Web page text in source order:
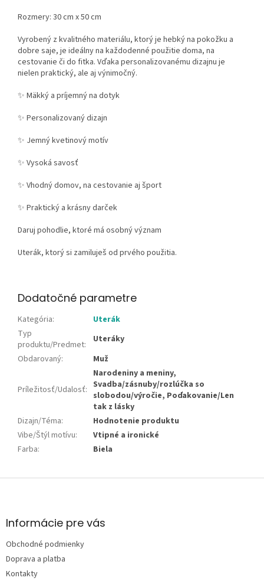
Rozmery: 30 cm x 50 cm
Vyrobený z kvalitného materiálu, ktorý je hebký na pokožku a
dobre saje, je ideálny na každodenné použitie doma, na
cestovanie či do fitka. Vďaka personalizovanému dizajnu je
nielen praktický, ale aj výnimočný.
✨ Mäkký a príjemný na dotyk
✨ Personalizovaný dizajn
✨ Jemný kvetinový motív
✨ Vysoká savosť
✨ Vhodný domov, na cestovanie aj šport
✨ Praktický a krásny darček
Daruj pohodlie, ktoré má osobný význam
Uterák, ktorý si zamiluješ od prvého použitia.
Dodatočné parametre
Kategória:
Uterák
Typ
produktu/Predmet:
Uteráky
Obdarovaný: Muž
Príležitosť/Udalosť:
Narodeniny a meniny,
Svadba/zásnuby/rozlúčka so
slobodou/výročie, Poďakovanie/Len
tak z lásky
Dizajn/Téma:
Hodnotenie produktu
Vibe/Štýl motívu:
Vtipné a ironické
Farba: Biela
Z
ä
e
Informácie pre vás
Obchodné podmienky
Doprava a platba
Kontakty